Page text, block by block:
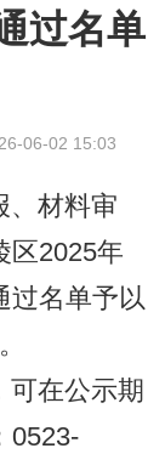
过名单
06-02 15:03
、材料审
区2025年
过名单予以
可在公示期
0523-